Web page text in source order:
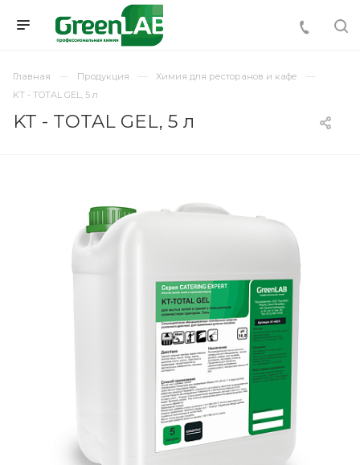
Главная Продукция
Химия для ресторанов и кафе
KT - TOTAL GEL, 5 л
KT - TOTAL GEL, 5 л